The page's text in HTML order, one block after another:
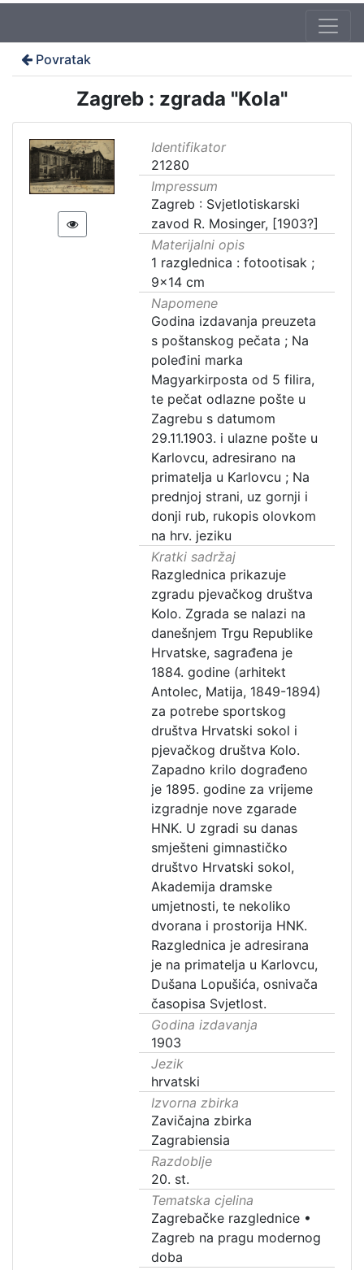
Povratak
Zagreb : zgrada "Kola"
Identifikator
21280
Impressum
Zagreb : Svjetlotiskarski
zavod R. Mosinger, [1903?]
Materijalni opis
1 razglednica : fotootisak ;
9x14 cm
Napomene
Godina izdavanja preuzeta
s poštanskog pečata ; Na
poleđini marka
Magyarkirposta od 5 filira,
te pečat odlazne pošte u
Zagrebu s datumom
29.11.1903. i ulazne pošte u
Karlovcu, adresirano na
primatelja u Karlovcu ; Na
prednjoj strani, uz gornji i
donji rub, rukopis olovkom
na hrv. jeziku
Kratki sadržaj
Razglednica prikazuje
zgradu pjevačkog društva
Kolo. Zgrada se nalazi na
danešnjem Trgu Republike
Hrvatske, sagrađena je
1884. godine (arhitekt
Antolec, Matija, 1849-1894)
za potrebe sportskog
društva Hrvatski sokol i
pjevačkog društva Kolo.
Zapadno krilo dograđeno
je 1895. godine za vrijeme
izgradnje nove zgarade
HNK. U zgradi su danas
smješteni gimnastičko
društvo Hrvatski sokol,
Akademija dramske
umjetnosti, te nekoliko
dvorana i prostorija HNK.
Razglednica je adresirana
je na primatelja u Karlovcu,
Dušana Lopušića, osnivača
časopisa Svjetlost.
Godina izdavanja
1903
Jezik
hrvatski
Izvorna zbirka
Zavičajna zbirka
Zagrabiensia
Razdoblje
20. st.
Tematska cjelina
Zagrebačke razglednice •
Zagreb na pragu modernog
doba